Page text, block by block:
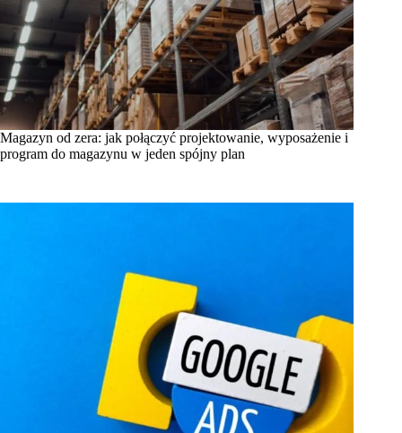
Magazyn od zera: jak połączyć projektowanie, wyposażenie i
program do magazynu w jeden spójny plan